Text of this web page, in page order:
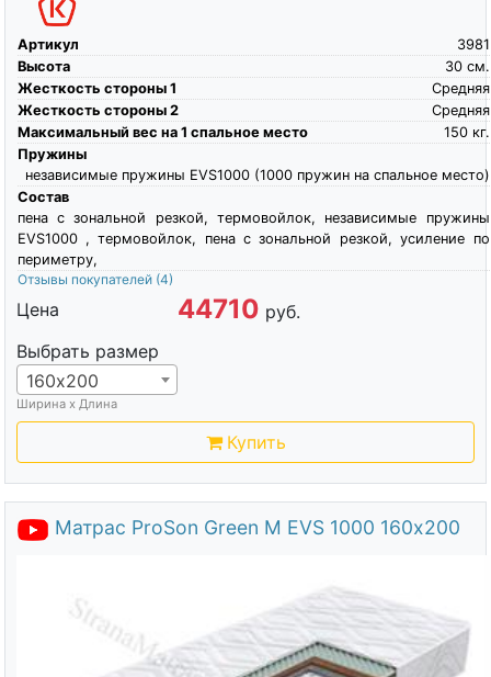
Артикул
3981
Высота
см.
30
Жесткость стороны 1
Средняя
Жесткость стороны 2
Средняя
Максимальный вес на 1 спальное место
кг.
150
Пружины
независимые пружины EVS1000 (1000 пружин на спальное место)
Состав
пена с зональной резкой, термовойлок, независимые пружины
EVS1000 , термовойлок, пена с зональной резкой, усиление по
периметру,
Отзывы покупателей (4)
Цена 44710 руб.
Выбрать размер
160х200
Ширина х Длина
Купить
Матрас ProSon Green M EVS 1000 160х200